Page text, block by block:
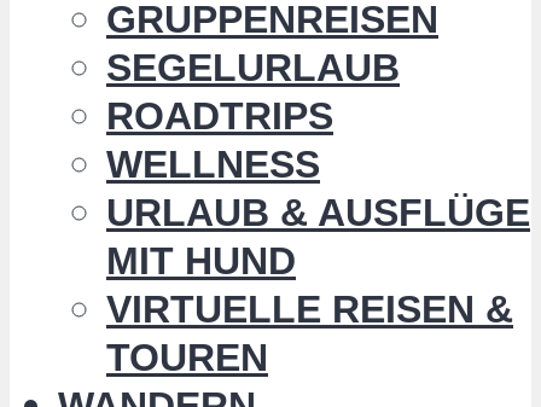
GRUPPENREISEN
SEGELURLAUB
ROADTRIPS
WELLNESS
URLAUB & AUSFLÜGE
MIT HUND
VIRTUELLE REISEN &
TOUREN